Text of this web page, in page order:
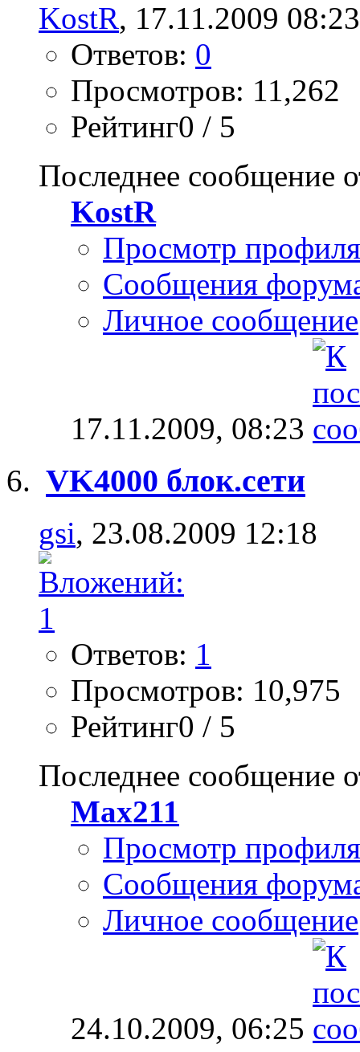
KostR, 17.11.2009 08:23
Ответов: 0
Просмотров: 11,262
Рейтинг0 / 5
Последнее сообщение
KostR
Просмотр профиля
Сообщения
Личное сообщение
17.11.2009, 08:23
VK4000 блок.сети
gsi, 23.08.2009 12:18
Ответов: 1
Просмотров: 10,975
Рейтинг0 / 5
Последнее сообщение
Max211
Просмотр профиля
Сообщения
Личное сообщение
24.10.2009, 06:25